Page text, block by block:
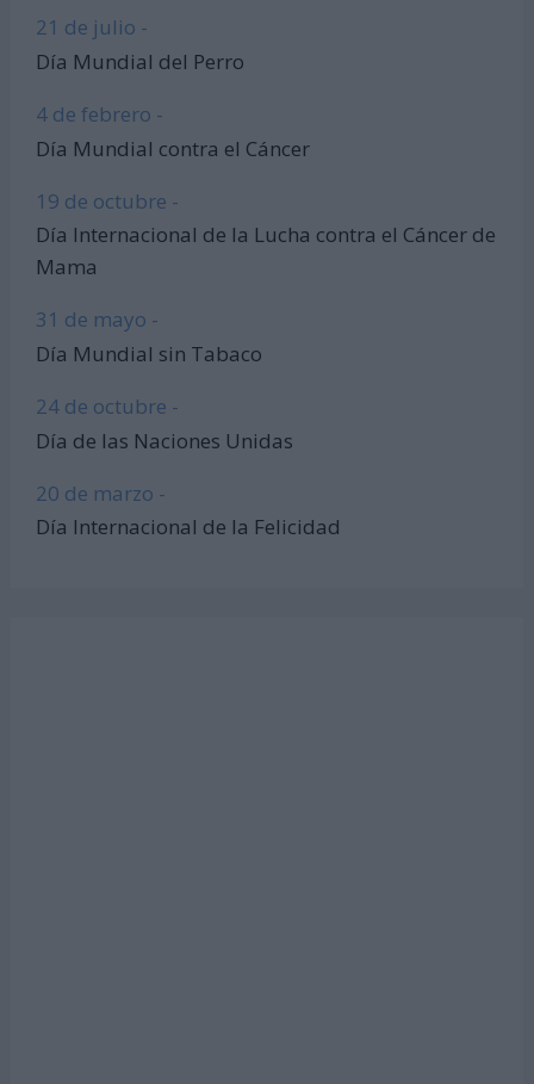
21 de julio -
Día Mundial del Perro
4 de febrero -
Día Mundial contra el Cáncer
19 de octubre -
Día Internacional de la Lucha contra el Cáncer de
Mama
31 de mayo -
Día Mundial sin Tabaco
24 de octubre -
Día de las Naciones Unidas
20 de marzo -
Día Internacional de la Felicidad